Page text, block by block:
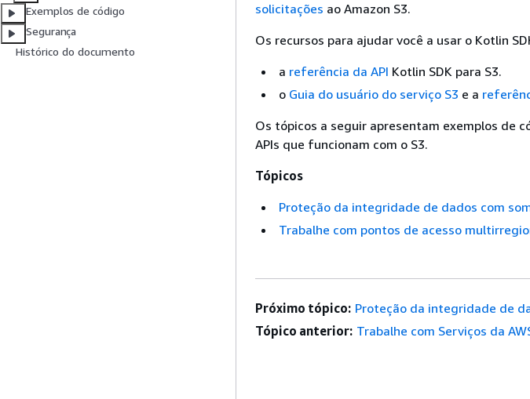
Exemplos de código
Segurança
Histórico do documento
solicitações ao Amazon S3.
Os recursos para ajudar você a usar o Kotlin
a referência da API Kotlin SDK para S3.
o Guia do usuário do serviço S3 e a
Os tópicos a seguir apresentam exemplos de
APIs que funcionam com o S3.
Tópicos
Proteção da integridade de dados com
Trabalhe com pontos de acesso
Próximo tópico: Proteção da integridade de
Tópico anterior: Trabalhe com Serviços da